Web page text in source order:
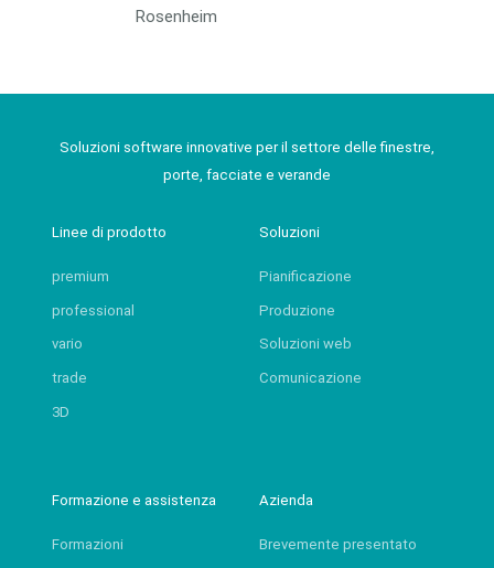
Rosenheim
Soluzioni software innovative per il settore delle finestre,
porte, facciate e verande
Linee di prodotto
premium
professional
vario
trade
3D
Soluzioni
Pianificazione
Produzione
Soluzioni web
Comunicazione
Formazione e assistenza
Formazioni
Azienda
Brevemente presentato